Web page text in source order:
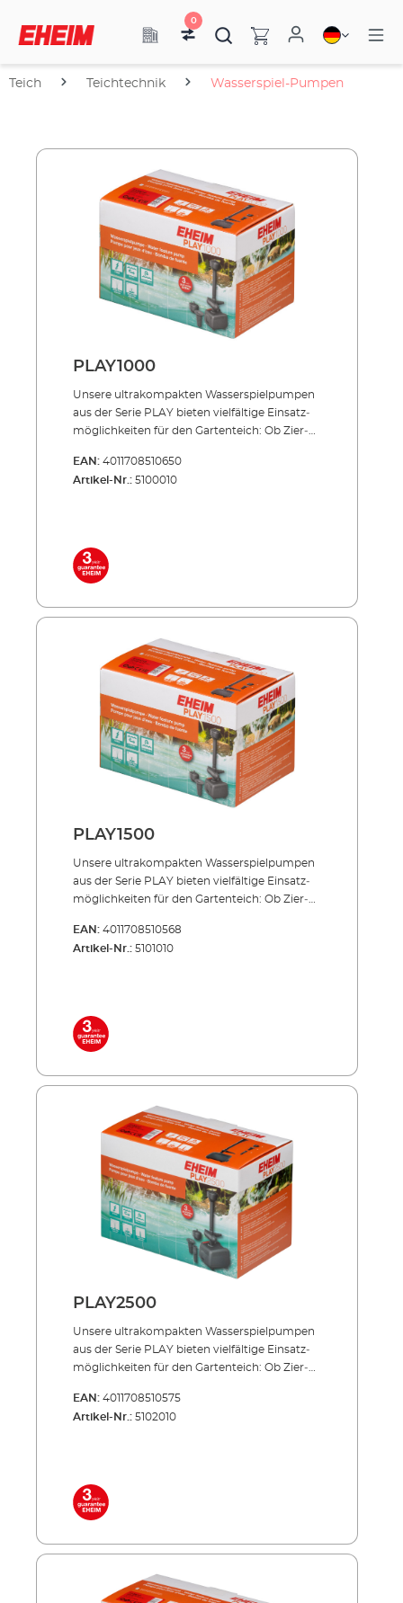
0
Teich Teichtechnik Wasserspiel-Pumpen
PLAY1000
Unsere ultrakompakten Wasser­spielpumpen
aus der Serie PLAY bieten vielfältige Einsatz­
möglichkeiten für den Gartenteich: Ob Zier­
und Statuen, die PLAY verbreitet dauerhaft
Freude – zuver­läs­sig und flüsterleise. Wir
Kleinteiche 2 Düsen für unterschied­liche
Wasserbilder zur Wahl Separat regelbarer
Zierbrunnen und Bachlauf Extrem
Überhitzungsschutz bei Wassermangel
Lieferumfang: PLAY1000 Wasserspielpumpe
Teleskoprohr mit 2-Weg-Durchflussregler
(separat regelbar) 2 Wasserspieldüsen zur
Wahl Anschlussset (3 Teile) 10 m Netzkabel
EAN: 4011708510650
Artikel-Nr.: 5100010
PLAY1500
Unsere ultrakompakten Wasser­spielpumpen
aus der Serie PLAY bieten vielfältige Einsatz­
möglichkeiten für den Gartenteich: Ob Zier­
und Statuen, die PLAY verbreitet dauerhaft
Freude – zuver­läs­sig und flüsterleise. Wir
Kleinteiche 2 Düsen für unterschied­liche
Wasserbilder zur Wahl Separat regelbarer
Zierbrunnen und Bachlauf Extrem
Überhitzungsschutz bei Wassermangel
Lieferumfang: PLAY1500 Wasserspielpumpe
Teleskoprohr mit 2-Weg-Durchflussregler
(separat regelbar) 2 Wasserspieldüsen zur
Wahl Anschlussset (3 Teile) 10 m Netzkabel
EAN: 4011708510568
Artikel-Nr.: 5101010
PLAY2500
Unsere ultrakompakten Wasser­spielpumpen
aus der Serie PLAY bieten vielfältige Einsatz­
möglichkeiten für den Gartenteich: Ob Zier­
und Statuen, die PLAY verbreitet dauerhaft
Freude – zuver­läs­sig und flüsterleise. Wir
Kleinteiche 3 Düsen für unterschied­liche
Wasserbilder zur Wahl Separat regelbarer
Zierbrunnen und Bachlauf Extrem
Überhitzungsschutz bei Wassermangel
EAN: 4011708510575
Artikel-Nr.: 5102010